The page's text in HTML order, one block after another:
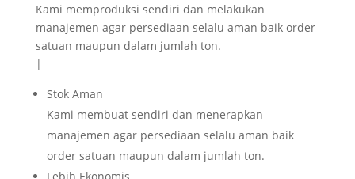
Kami memproduksi sendiri dan melakukan
manajemen agar persediaan selalu aman baik order
satuan maupun dalam jumlah ton.
|
Stok Aman
Kami membuat sendiri dan menerapkan
manajemen agar persediaan selalu aman baik
order satuan maupun dalam jumlah ton.